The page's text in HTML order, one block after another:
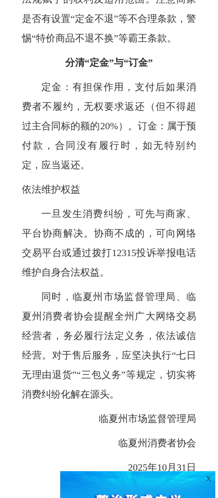
是否有设置“定金不退”等不合理条款，警
惕“特价商品不退不换”等霸王条款。
分清“定金”与“订金”
定金：有担保作用，支付后如果消
费者不履约，无权要求返还（但不得超
过主合同标的额的20%）。订金：属于预
付款，合同没有履行时，如无特别约
定，应当返还。
依法维护权益
一旦发生消费纠纷，可先与商家、
平台协商解决。协商不成的，可向网络
交易平台或通过拨打12315投诉举报电话
维护自身合法权益。
同时，临夏州市场监督管理局、临
夏州消费者协会提醒全州广大网络交易
经营者，务必履行法定义务，依法诚信
经营。对于售后服务，应坚决执行“七日
无理由退货”“三包义务”等规定，切实将
消费纠纷化解在源头。
临夏州市场监督管理局
临夏州消费者协会
2025年10月31日
X